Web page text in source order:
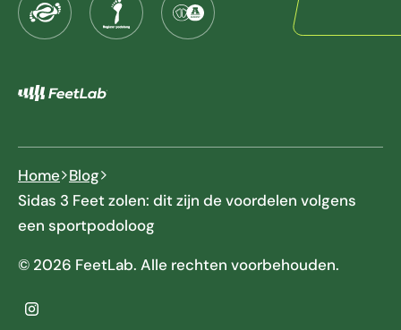
Home Blog
Sidas 3 Feet zolen: dit zijn de voordelen volgens
een sportpodoloog
© 2026 FeetLab. Alle rechten voorbehouden.